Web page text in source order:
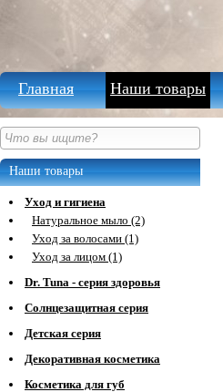
Главная Наши товары
Наши товары
Уход и гигиена
Натуральное мыло (2)
Уход за волосами (1)
Уход за лицом (1)
Dr. Tuna - серия здоровья
Солнцезащитная серия
Детская серия
Декоративная косметика
Косметика для губ